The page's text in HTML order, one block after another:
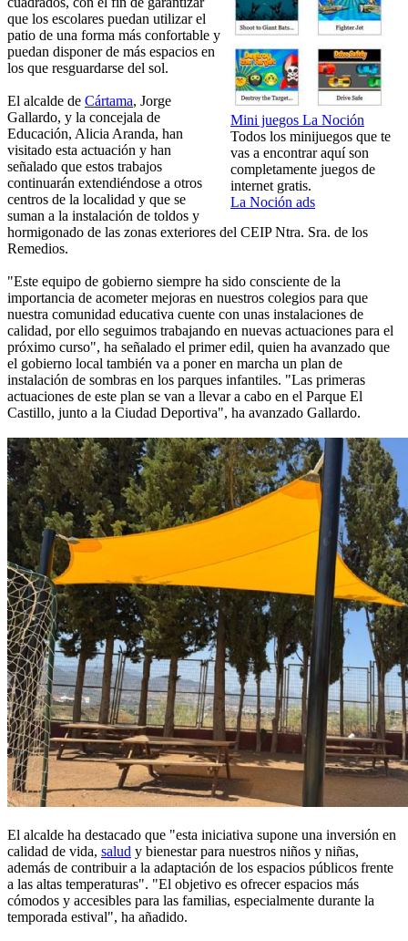
Mini juegos La Noción
Todos los minijuegos que te
vas a encontrar aquí son
completamente juegos de
internet gratis.
La Noción ads
que los escolares puedan utilizar el
patio de una forma más confortable y
puedan disponer de más espacios en
los que resguardarse del sol.
El alcalde de Cártama, Jorge
Gallardo, y la concejala de
Educación, Alicia Aranda, han
visitado esta actuación y han
señalado que estos trabajos
continuarán extendiéndose a otros
centros de la localidad y que se
suman a la instalación de toldos y
hormigonado de las zonas exteriores del CEIP Ntra. Sra. de los
Remedios.
"Este equipo de gobierno siempre ha sido consciente de la
importancia de acometer mejoras en nuestros colegios para que
nuestra comunidad educativa cuente con unas instalaciones de
calidad, por ello seguimos trabajando en nuevas actuaciones para el
próximo curso", ha señalado el primer edil, quien ha avanzado que
el gobierno local también va a poner en marcha un plan de
instalación de sombras en los parques infantiles. "Las primeras
actuaciones de este plan se van a llevar a cabo en el Parque El
Castillo, junto a la Ciudad Deportiva", ha avanzado Gallardo.
El alcalde ha destacado que "esta iniciativa supone una inversión en
calidad de vida, salud y bienestar para nuestros niños y niñas,
además de contribuir a la adaptación de los espacios públicos frente
a las altas temperaturas". "El objetivo es ofrecer espacios más
cómodos y accesibles para las familias, especialmente durante la
temporada estival", ha añadido.